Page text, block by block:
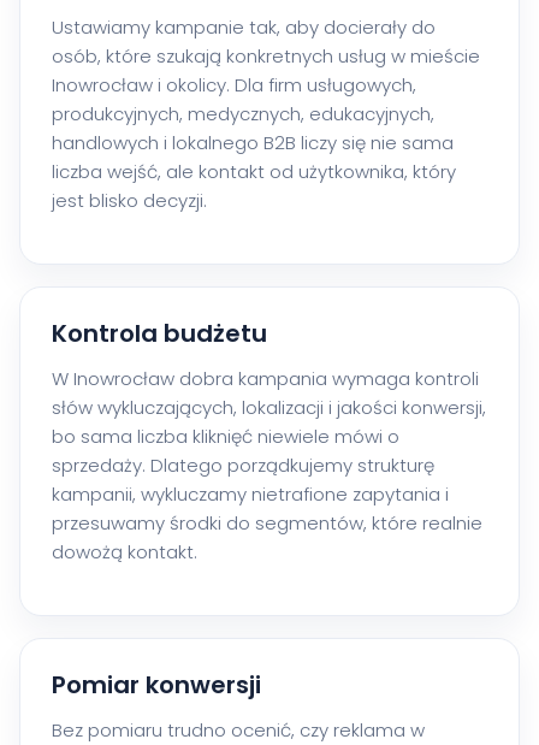
Ustawiamy kampanie tak, aby docierały do
osób, które szukają konkretnych usług w mieście
Inowrocław i okolicy. Dla firm usługowych,
produkcyjnych, medycznych, edukacyjnych,
handlowych i lokalnego B2B liczy się nie sama
liczba wejść, ale kontakt od użytkownika, który
jest blisko decyzji.
Kontrola budżetu
W Inowrocław dobra kampania wymaga kontroli
słów wykluczających, lokalizacji i jakości konwersji,
bo sama liczba kliknięć niewiele mówi o
sprzedaży. Dlatego porządkujemy strukturę
kampanii, wykluczamy nietrafione zapytania i
przesuwamy środki do segmentów, które realnie
dowożą kontakt.
Pomiar konwersji
Bez pomiaru trudno ocenić, czy reklama w